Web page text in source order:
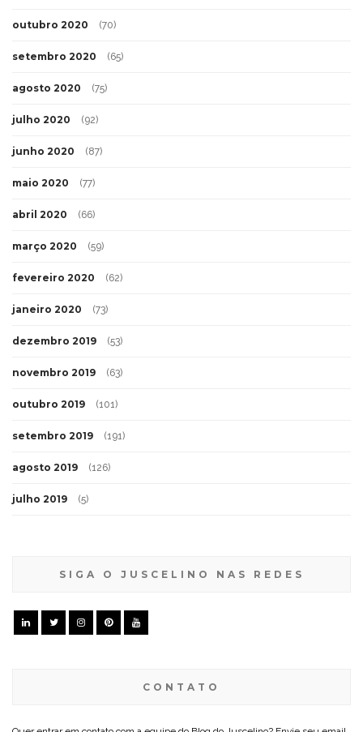
outubro 2020 (70)
setembro 2020 (65)
agosto 2020 (75)
julho 2020 (92)
junho 2020 (87)
maio 2020 (77)
abril 2020 (66)
março 2020 (59)
fevereiro 2020 (62)
janeiro 2020 (73)
dezembro 2019 (53)
novembro 2019 (63)
outubro 2019 (101)
setembro 2019 (191)
agosto 2019 (126)
julho 2019 (5)
SIGA O JUSCELINO NAS REDES
CONTATO